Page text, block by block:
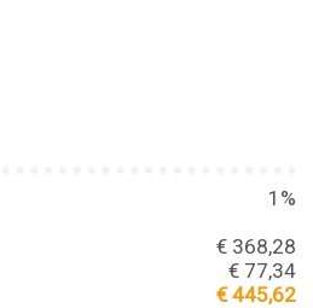
1%
€ 368,28
€ 77,34
€ 445,62